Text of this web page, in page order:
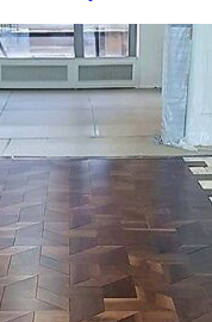
покрытием на